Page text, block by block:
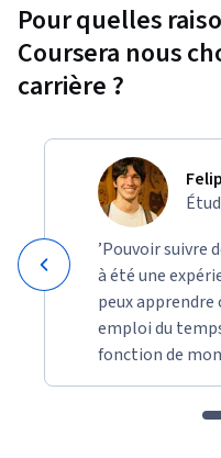
Pour quelles
Coursera nous
carrière ?
’Pouvoir suivre
à été une
peux apprendre
emploi du
fonction de mon